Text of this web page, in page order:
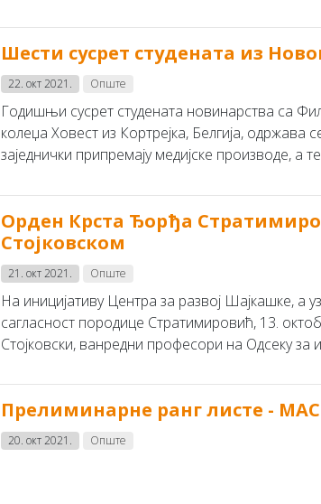
Шести сусрет студената из
22. окт 2021. Опште
Годишњи сусрет студената новинарства са
колеџа Ховест из Кортрејка, Белгија, одржава
заједнички припремају медијске производе, а
Орден Крста Ђорђа
Стојковском
21. окт 2021. Опште
На иницијативу Центра за развој Шајкашке, а
сагласност породице Стратимировић, 13.
Стојковски, ванредни професори на Одсеку за
Прелиминарне ранг листе - МАС
20. окт 2021. Опште